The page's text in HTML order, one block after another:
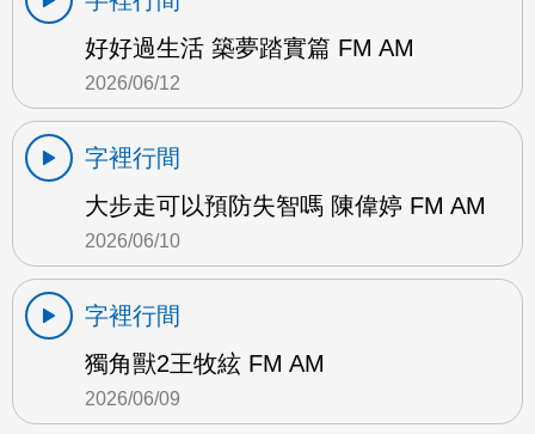
好好過生活 築夢踏實篇 FM AM
2026/06/12
字裡行間
大步走可以預防失智嗎 陳偉婷 FM AM
2026/06/10
字裡行間
獨角獸2王牧絃 FM AM
2026/06/09